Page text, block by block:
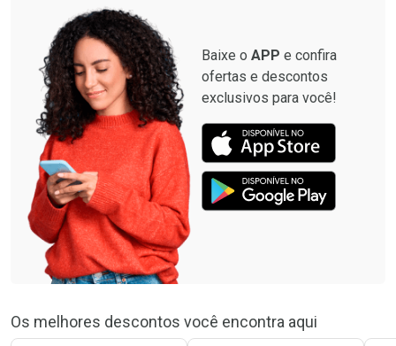
Baixe o APP e confira
ofertas e descontos
exclusivos para você!
Os melhores descontos você encontra aqui